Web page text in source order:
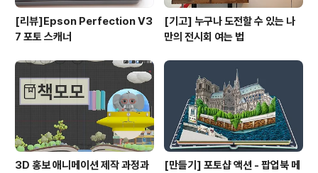
[리뷰]Epson Perfection V3
7 포토 스캐너
[기고] 누구나 도전할 수 있는 나
만의 전시회 여는 법
3D 홍보 애니메이션 제작 과정과
[만들기] 포토샵 액션 - 팝업북 메